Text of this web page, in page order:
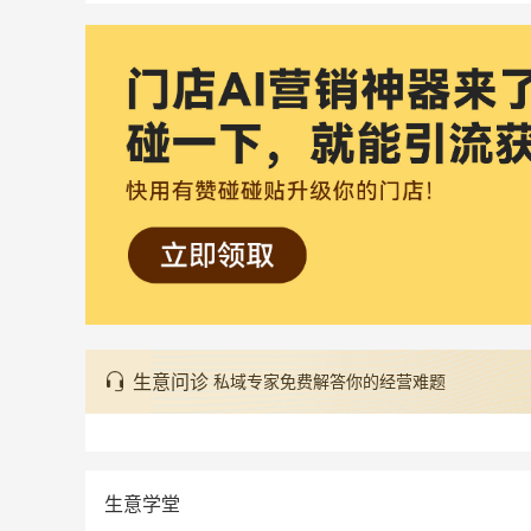
生意问诊 私域专家免费解答你的经营难题
生意学堂